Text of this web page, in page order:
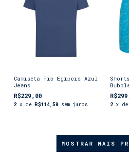
Camiseta Fio Egípcio Azul
Jeans
R$229,00
2 x de R$114,50 sem juros 2 x de
MOSTRAR MAIS